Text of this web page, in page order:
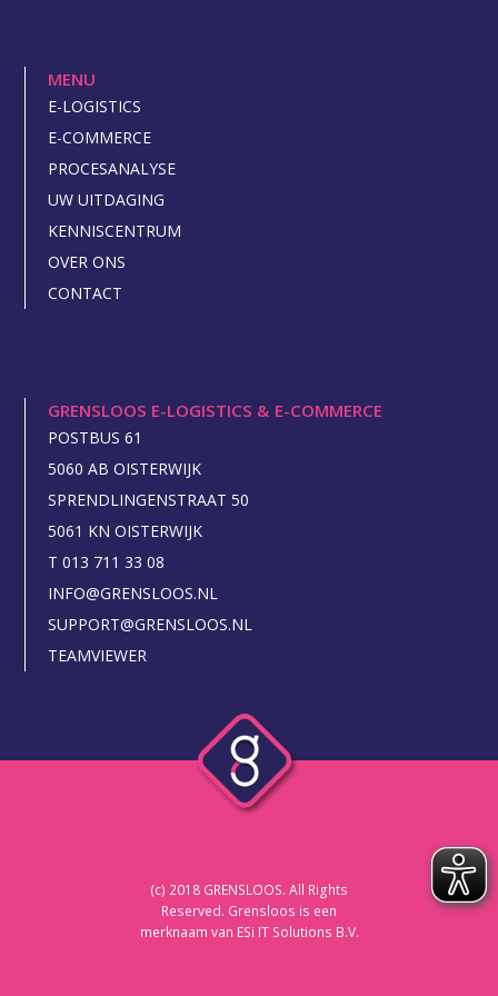
MENU
E-LOGISTICS
E-COMMERCE
PROCESANALYSE
UW UITDAGING
KENNISCENTRUM
OVER ONS
CONTACT
GRENSLOOS E-LOGISTICS & E-COMMERCE
POSTBUS 61
5060 AB OISTERWIJK
SPRENDLINGENSTRAAT 50
5061 KN OISTERWIJK
T 013 711 33 08
INFO@GRENSLOOS.NL
SUPPORT@GRENSLOOS.NL
TEAMVIEWER
(c) 2018 GRENSLOOS. All Rights
Reserved. Grensloos is een
merknaam van ESi IT Solutions B.V.